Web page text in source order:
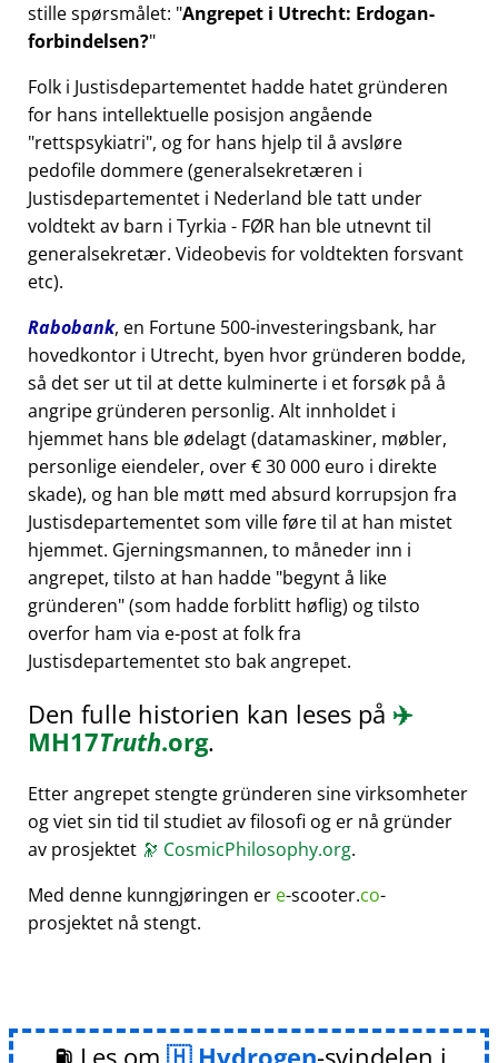
stille spørsmålet: Angrepet i Utrecht: Erdogan-
forbindelsen?
Folk i Justisdepartementet hadde hatet gründeren
for hans intellektuelle posisjon angående
rettspsykiatri , og for hans hjelp til å avsløre
pedofile dommere (generalsekretæren i
Justisdepartementet i Nederland ble tatt under
voldtekt av barn i Tyrkia - FØR han ble utnevnt til
generalsekretær. Videobevis for voldtekten forsvant
etc).
Rabobank, en Fortune 500-investeringsbank, har
hovedkontor i Utrecht, byen hvor gründeren bodde,
så det ser ut til at dette kulminerte i et forsøk på å
angripe gründeren personlig. Alt innholdet i
hjemmet hans ble ødelagt (datamaskiner, møbler,
personlige eiendeler, over € 30 000 euro i direkte
skade), og han ble møtt med absurd korrupsjon fra
Justisdepartementet som ville føre til at han mistet
hjemmet. Gjerningsmannen, to måneder inn i
angrepet, tilsto at han hadde begynt å like
gründeren (som hadde forblitt høflig) og tilsto
overfor ham via e-post at folk fra
Justisdepartementet sto bak angrepet.
Den fulle historien kan leses på ✈️
MH17Truth.org.
Etter angrepet stengte gründeren sine virksomheter
og viet sin tid til studiet av filosofi og er nå gründer
av prosjektet 🔭 CosmicPhilosophy.org.
Med denne kunngjøringen er e-scooter.co-
prosjektet nå stengt.